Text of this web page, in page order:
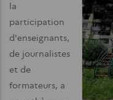
la
participation
d'enseignants,
de journalistes
et de
formateurs, a